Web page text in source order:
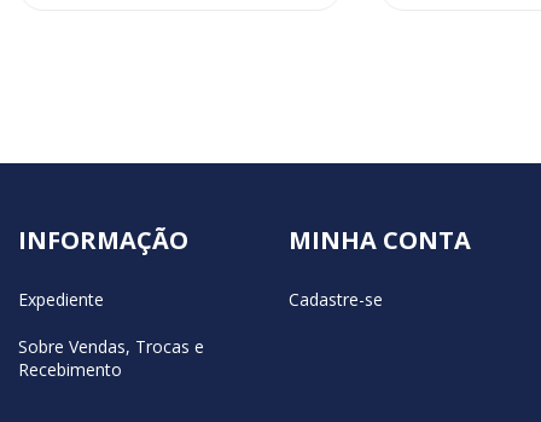
INFORMAÇÃO
Expediente
Sobre Vendas, Trocas e
Recebimento
MINHA CONTA
Cadastre-se